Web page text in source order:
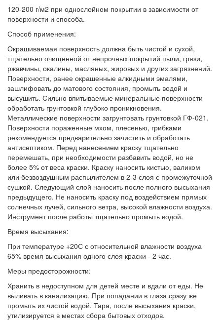
120-200 г/м2 при однослойном покрытии в зависимости от
поверхности и способа.
Способ применения:
Окрашиваемая поверхность должна быть чистой и сухой,
тщательно очищенной от непрочных покрытий пыли, грязи,
ржавчины, окалины, масляных, жировых и других загрязнений.
Поверхности, ранее окрашенные алкидными эмалями,
зашлифовать до матового состояния, промыть водой и
высушить. Сильно впитываемые минеральные поверхности
обработать грунтовкой глубоко проникновения.
Металлические поверхности загрунтовать грунтовкой ГФ-021.
Поверхности пораженные мхом, плесенью, грибками
рекомендуется предварительно зачистить и обработать
антисептиком. Перед нанесением краску тщательно
перемешать, при необходимости разбавить водой, но не
более 5% от веса краски. Краску наносить кистью, валиком
или безвоздушным распылителем в 2-3 слоя с промежуточной
сушкой. Следующий слой наносить после полного высыхания
предыдущего. Не наносить краску под воздействием прямых
солнечных лучей, сильного ветра, высокой влажности воздуха.
Инструмент после работы тщательно промыть водой.
Время высыхания:
При температуре +20С с относительной влажности воздуха
65% время высыхания одного слоя краски - 2 час.
Меры предосторожности:
Хранить в недоступном для детей месте и вдали от еды. Не
выливать в канализацию. При попадании в глаза сразу же
промыть их чистой водой. Тара, после высыхания краски,
утилизируется в местах сбора бытовых отходов.